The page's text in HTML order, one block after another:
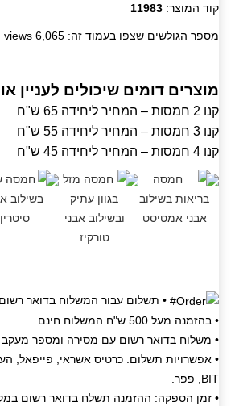
קוד המוצר: 11983
מספר הגולשים שצפו בעמוד זה: 6,065 views
מוצרים דומים שיכולים לעניין
קנו 2 חמסות – המחיר ליחידה 65 ש"ח
קנו 3 חמסות – המחיר ליחידה 55 ש"ח
קנו 4 חמסות – המחיר ליחידה 45 ש"ח
• תשלום עבור המשלוח בדואר רשום: 25
• בהזמנה מעל 500 ש"ח המשלוח חינם
• משלוח בדואר רשום עם מסירה ומספר מעקב
• אפשרויות תשלום: כרטיס אשראי, פייפאל,
BIT, פפר.